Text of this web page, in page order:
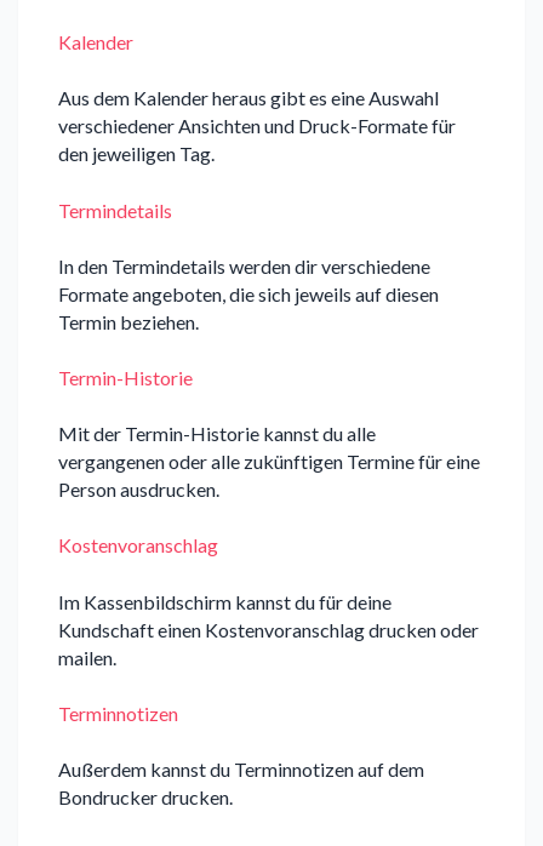
Kalender
Aus dem Kalender heraus gibt es eine Auswahl
verschiedener Ansichten und Druck-Formate für
den jeweiligen Tag.
Termindetails
In den Termindetails werden dir verschiedene
Formate angeboten, die sich jeweils auf diesen
Termin beziehen.
Termin-Historie
Mit der Termin-Historie kannst du alle
vergangenen oder alle zukünftigen Termine für eine
Person ausdrucken.
Kostenvoranschlag
Im Kassenbildschirm kannst du für deine
Kundschaft einen Kostenvoranschlag drucken oder
mailen.
Terminnotizen
Außerdem kannst du Terminnotizen auf dem
Bondrucker drucken.